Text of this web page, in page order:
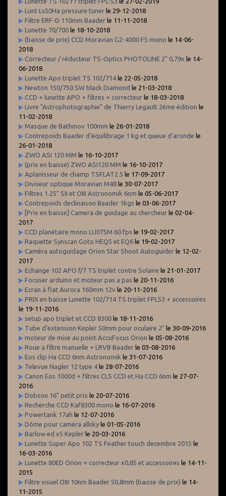
Lunt Ls50Ha pressure tuner le 29-12-2018
Filtre ERF-D 110mm Baader le 11-11-2018
Lunette 70/700 le 18-10-2018
(baisse de prix) CCD Moravian G2-4000 F5 mono le 14-06-
2018
Correcteur / réducteur TS-Optics PHOTOLINE 2" 0,79x le 14-
06-2018
Lunette Apo triplet TS 102/714 le 22-05-2018
Newton 150/750 SW black Diamond le 21-03-2018
CCD + lunette APO + filtres + correcteur le 18-03-2018
Livre "Astrophotographie" de Thierry Legault 2éme édition le
11-02-2018
Masque de Bathinov 100mm le 26-01-2018
Contrepoids Baader d'équilibrage 1 kg et queue d'aronde le
26-01-2018
ZWO ASI 120 MM le 16-10-2017
(prix en baisse) ZWO ASI120 MM le 16-10-2017
Aplanisseur de champ TSFLAT2.5 le 17-09-2017
Diviseur optique Moravian M48 le 30-07-2017
Filtres 1.25" SII et OIII Astronomik 6nm le 05-06-2017
Contrepoids declinaison Baader 1kgs le 03-06-2017
[Prix en baisse] Camera de guidage au chercheur le 02-04-
2017
CCD planétaire mono LU075M 60 fps le 19-02-2017
Raquette Synscan Goto HEQ5 et EQ6 le 19-02-2017
Caméra autoguidage Orion Star Shoot Autoguider le 12-02-
2017
Echange 102 APO f/7 TS triplet contre Solaire le 21-01-2017
Focuser arduino et moteur pas a pas le 20-11-2016
Ecran à flat Aurora 160mm 12v le 20-11-2016
PRIX en baisse Lunette 102/714 TS triplet FPL53 + accessoires
le 19-11-2016
setup apo triplet et CCD 8300 le 18-11-2016
Tube d'extension Kepler 50mm pour oculaire 2" le 30-09-2016
moteur de mise au point AccuFocus Orion le 05-08-2016
Roue a filtre manuelle + LRVB Baader le 03-08-2016
Eos clip Ha CCD 6nm Astronomik le 31-07-2016
Televue Nagler 12 type 4 le 28-07-2016
Canon Eos 1000d + filtres CLS CCD et Ha CCD 6nm le 27-07-
2016
Dobson 16" petit prix le 20-07-2016
Recherche CCD Kaf8300 mono le 16-07-2016
Powertank 17ah le 12-07-2016
Dôme pour caméra allsky le 01-05-2016
Barlow ed x5 Kepler le 20-03-2016
Lunette Super Apo 102 TS Feather touch decembre 2015 le
16-03-2016
Lunette 80ED Orion + correcteur x0,85 et accessoires le 14-11-
2015
Filtre visuel OIII 10nm Baader 50,8mm (baisse de prix) le 14-
11-2015